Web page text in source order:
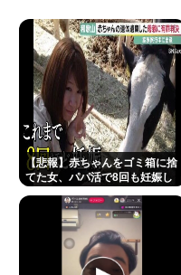
せずに」
ラーメン二郎「もう
て言ったじゃねーか
昔のおまいら「マク
や！」👈この風潮は
独身おっさんワイ、
で身を隠す
はてな、11億円流出
口外禁止、残業・休
すぎて草はえる
【悲報】赤ちゃんをゴミ箱に捨
てた女、パパ活で8回も妊娠し